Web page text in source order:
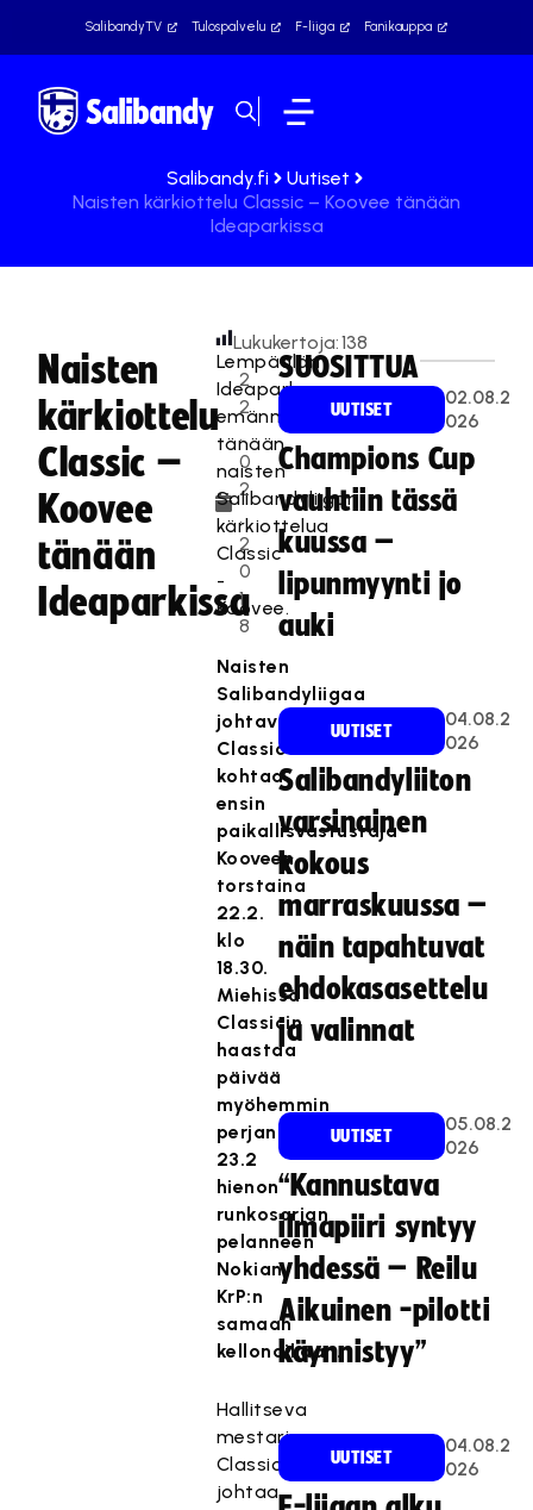
SalibandyTV Tulospalvelu F-liiga Fanikauppa
Salibandy.fi
Uutiset
Naisten kärkiottelu Classic – Koovee tänään
Ideaparkissa
Naisten
kärkiottelu
Classic –
Koovee
tänään
Ideaparkissa
2
2
.
0
2
.
2
0
1
8
Lukukertoja:138
Lempäälän
Ideapark
emännöi
tänään
naisten
Salibandyliigan
kärkiottelua
Classic
-
Koovee.
Naisten
Salibandyliigaa
johtava
Classic
kohtaa
ensin
paikallisvastustaja
Kooveen
torstaina
22.2.
klo
18.30.
Miehissä
Classicin
haastaa
päivää
myöhemmin
perjantaina
23.2
hienon
runkosarjan
pelanneen
Nokian
KrP:n
samaan
kellonaikaan.
Hallitseva
mestari
Classic
johtaa
SUOSITTUA
UUTISET
02.08.2
026
Champions Cup
vauhtiin tässä
kuussa –
lipunmyynti jo
auki
UUTISET
04.08.2
026
Salibandyliiton
varsinainen
kokous
marraskuussa –
näin tapahtuvat
ehdokasasettelu
ja valinnat
UUTISET
05.08.2
026
“Kannustava
ilmapiiri syntyy
yhdessä – Reilu
Aikuinen -pilotti
käynnistyy”
UUTISET
04.08.2
026